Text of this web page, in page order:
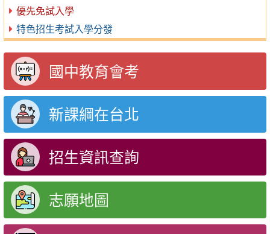
優先免試入學
特色招生考試入學分發
國中教育會考
新課綱在台北
招生資訊查詢
志願地圖